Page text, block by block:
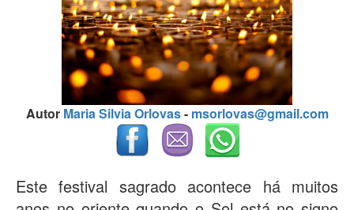
Autor Maria Silvia Orlovas- msorlovas@gmail.com
Este festival sagrado acontece há muitos